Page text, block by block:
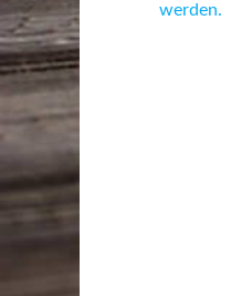
werden.